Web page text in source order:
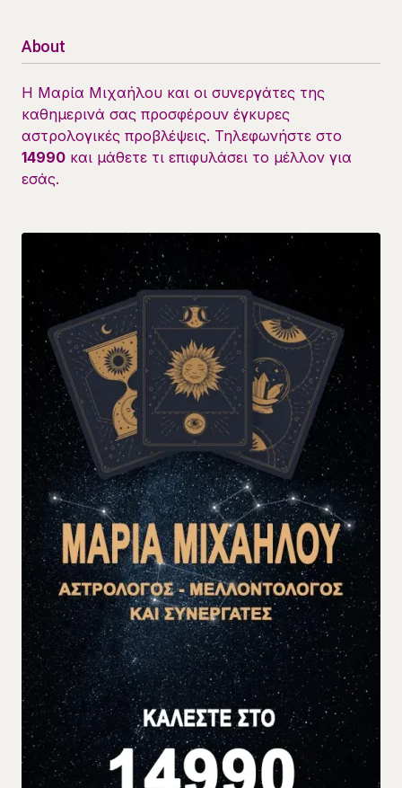
About
Η Μαρία Μιχαήλου και οι συνεργάτες της
καθημερινά σας προσφέρουν έγκυρες
αστρολογικές προβλέψεις. Τηλεφωνήστε στο
14990 και μάθετε τι επιφυλάσει το μέλλον για
εσάς.